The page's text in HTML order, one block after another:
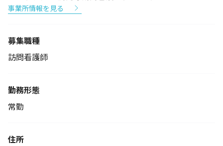
事業所情報を見る
募集職種
訪問看護師
勤務形態
常勤
住所